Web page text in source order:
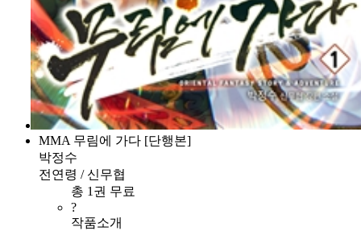
MMA 무림에 가다 [단행본]
박정수
전연령 / 신무협
총 1권 무료
?
작품소개